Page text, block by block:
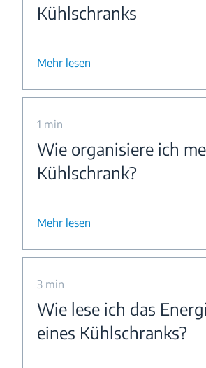
Kühlschranks
Mehr lesen
1 min
Wie organisiere ich
Kühlschrank?
Mehr lesen
3 min
Wie lese ich das
eines Kühlschranks?